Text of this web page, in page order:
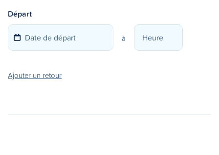
Départ
à
Ajouter un retour